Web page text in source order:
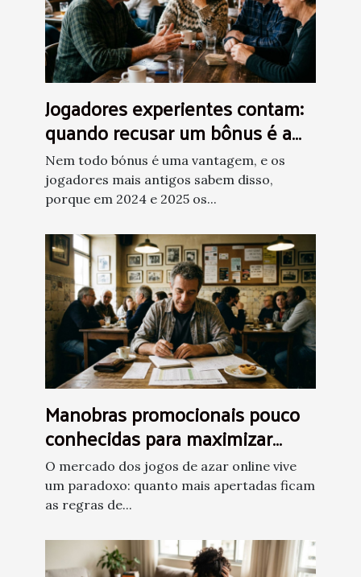
Jogadores experientes contam:
quando recusar um bônus é a
melhor aposta
Nem todo bónus é uma vantagem, e os
jogadores mais antigos sabem disso,
porque em 2024 e 2025 os...
Manobras promocionais pouco
conhecidas para maximizar
ganhos em jogos de azar
O mercado dos jogos de azar online vive
um paradoxo: quanto mais apertadas ficam
as regras de...